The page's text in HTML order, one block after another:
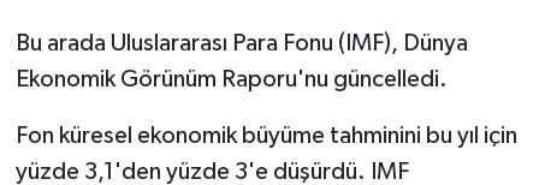
Bu arada Uluslararası Para Fonu (IMF), Dünya
Ekonomik Görünüm Raporu'nu güncelledi.
Fon küresel ekonomik büyüme tahminini bu yıl için
yüzde 3,1'den yüzde 3'e düşürdü. IMF